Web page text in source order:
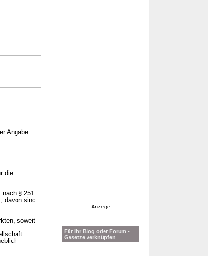
Angabe
die
nach § 251
davon sind
soweit
Anzeige
Für Ihr Blog oder Forum -
Gesetze verknüpfen